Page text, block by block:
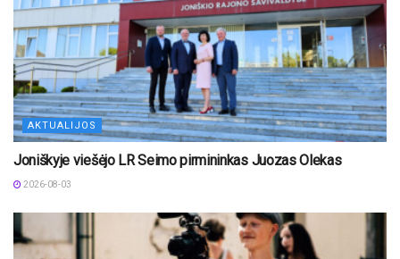
AKTUALIJOS
Joniškyje viešėjo LR Seimo pirmininkas Juozas Olekas
2026-08-03